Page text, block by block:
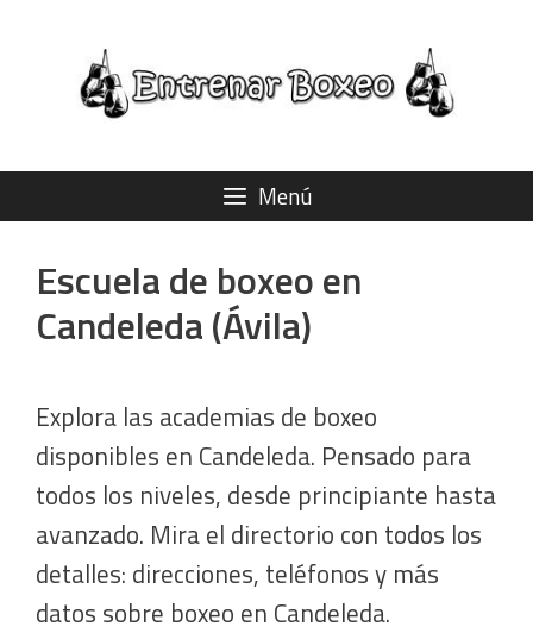
contenido
Menú
Escuela de boxeo en
Candeleda (Ávila)
Explora las academias de boxeo
disponibles en Candeleda. Pensado para
todos los niveles, desde principiante hasta
avanzado. Mira el directorio con todos los
detalles: direcciones, teléfonos y más
datos sobre boxeo en Candeleda.